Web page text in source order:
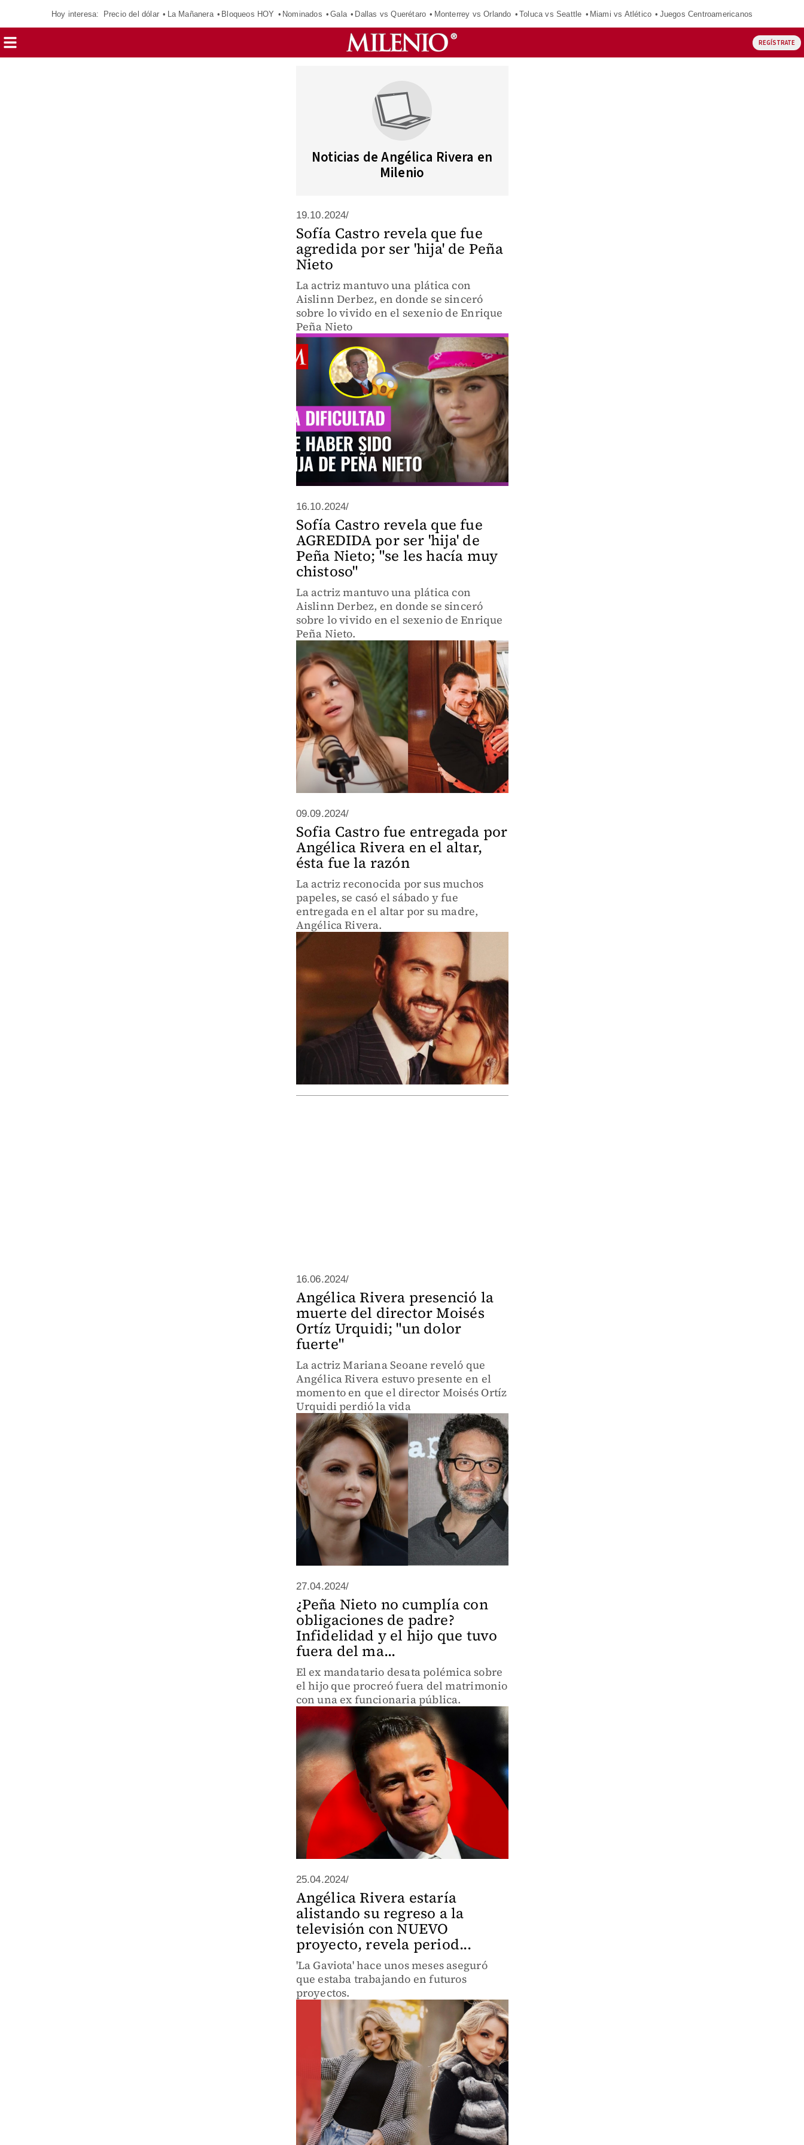
Hoy interesa: Precio del dólar La Mañanera Bloqueos HOY Nominados Gala Dallas vs Querétaro Monterrey vs Orlando Toluca vs Seattle Miami vs Atlético Juegos Centroamericanos
REGÍSTRATE
Noticias de Angélica Rivera en
Milenio
19.10.2024/
Sofía Castro revela que fue
agredida por ser 'hija' de Peña
Nieto
La actriz mantuvo una plática con
Aislinn Derbez, en donde se sinceró
sobre lo vivido en el sexenio de Enrique
Peña Nieto
16.10.2024/
Sofía Castro revela que fue
AGREDIDA por ser 'hija' de
Peña Nieto; "se les hacía muy
chistoso"
La actriz mantuvo una plática con
Aislinn Derbez, en donde se sinceró
sobre lo vivido en el sexenio de Enrique
Peña Nieto.
09.09.2024/
Sofia Castro fue entregada por
Angélica Rivera en el altar,
ésta fue la razón
La actriz reconocida por sus muchos
papeles, se casó el sábado y fue
entregada en el altar por su madre,
Angélica Rivera.
16.06.2024/
Angélica Rivera presenció la
muerte del director Moisés
Ortíz Urquidi; "un dolor
fuerte"
La actriz Mariana Seoane reveló que
Angélica Rivera estuvo presente en el
momento en que el director Moisés Ortíz
Urquidi perdió la vida
27.04.2024/
¿Peña Nieto no cumplía con
obligaciones de padre?
Infidelidad y el hijo que tuvo
fuera del ma...
El ex mandatario desata polémica sobre
el hijo que procreó fuera del matrimonio
con una ex funcionaria pública.
25.04.2024/
Angélica Rivera estaría
alistando su regreso a la
televisión con NUEVO
proyecto, revela period...
'La Gaviota' hace unos meses aseguró
que estaba trabajando en futuros
proyectos.